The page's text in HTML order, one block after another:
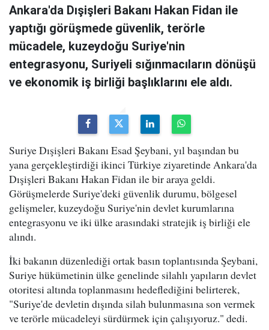
Ankara'da Dışişleri Bakanı Hakan Fidan ile
yaptığı görüşmede güvenlik, terörle
mücadele, kuzeydoğu Suriye'nin
entegrasyonu, Suriyeli sığınmacıların dönüşü
ve ekonomik iş birliği başlıklarını ele aldı.
Suriye Dışişleri Bakanı Esad Şeybani, yıl başından bu
yana gerçekleştirdiği ikinci Türkiye ziyaretinde Ankara'da
Dışişleri Bakanı Hakan Fidan ile bir araya geldi.
Görüşmelerde Suriye'deki güvenlik durumu, bölgesel
gelişmeler, kuzeydoğu Suriye'nin devlet kurumlarına
entegrasyonu ve iki ülke arasındaki stratejik iş birliği ele
alındı.
İki bakanın düzenlediği ortak basın toplantısında Şeybani,
Suriye hükümetinin ülke genelinde silahlı yapıların devlet
otoritesi altında toplanmasını hedeflediğini belirterek,
"Suriye'de devletin dışında silah bulunmasına son vermek
ve terörle mücadeleyi sürdürmek için çalışıyoruz." dedi.